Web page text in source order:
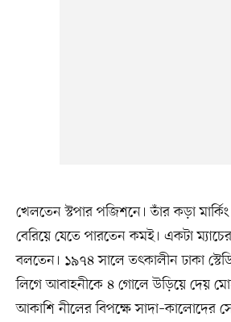
খেলতেন স্টপার পজিশনে। তাঁর কড়া মার্কিং
বেরিয়ে যেতে পারতেন কমই। একটা
বলতেন। ১৯৭৪ সালে তৎকালীন ঢাকা
লিগে আবাহনীকে ৪ গোলে উড়িয়ে দেয়
আকাশি নীলের বিপক্ষে সাদা–কালোদের